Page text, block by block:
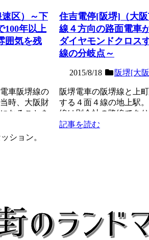
区）～下
100年以上
囲気を残
車阪堺線の
時、大阪財
なることを
住吉電停[阪堺]（大
線４方向の路面電車
ダイヤモンドクロス
線の分岐点～
2015/8/18 阪堺[大
阪堺電車の阪堺線と上
する４面４線の地上駅
線は別会社の路線であ
名残が停留所構造に残...
記事を読む
ション。